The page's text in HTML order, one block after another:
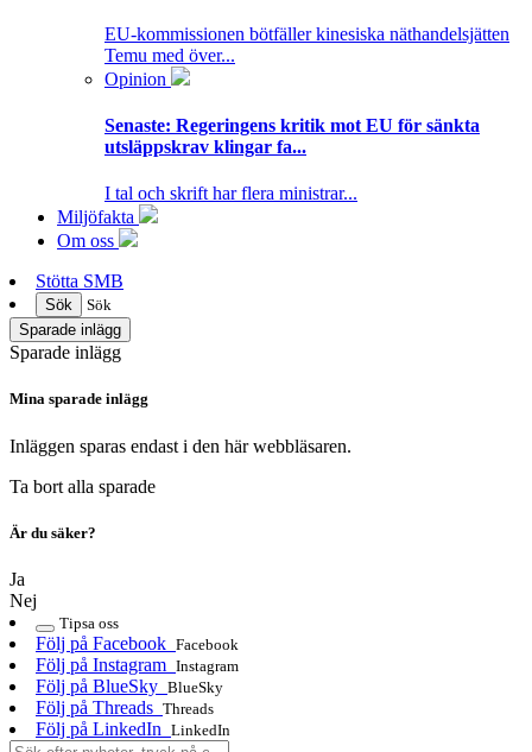
EU-kommissionen bötfäller kinesiska näthandelsjätten
Temu med över...
Opinion
Senaste: Regeringens kritik mot EU för sänkta
utsläppskrav klingar fa...
I tal och skrift har flera ministrar...
Miljöfakta
Om oss
Stötta SMB
Sök
Sök
Sparade inlägg
Sparade inlägg
Mina sparade inlägg
Inläggen sparas endast i den här webbläsaren.
Ta bort alla sparade
Är du säker?
Ja
Nej
Tipsa oss
Följ på Facebook Facebook
Följ på Instagram Instagram
Följ på BlueSky BlueSky
Följ på Threads Threads
Följ på LinkedIn LinkedIn